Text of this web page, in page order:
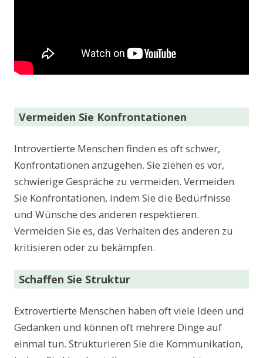
Vermeiden Sie Konfrontationen
Introvertierte Menschen finden es oft schwer,
Konfrontationen anzugehen. Sie ziehen es vor,
schwierige Gespräche zu vermeiden. Vermeiden
Sie Konfrontationen, indem Sie die Bedürfnisse
und Wünsche des anderen respektieren.
Vermeiden Sie es, das Verhalten des anderen zu
kritisieren oder zu bekämpfen.
Schaffen Sie Struktur
Extrovertierte Menschen haben oft viele Ideen und
Gedanken und können oft mehrere Dinge auf
einmal tun. Strukturieren Sie die Kommunikation,